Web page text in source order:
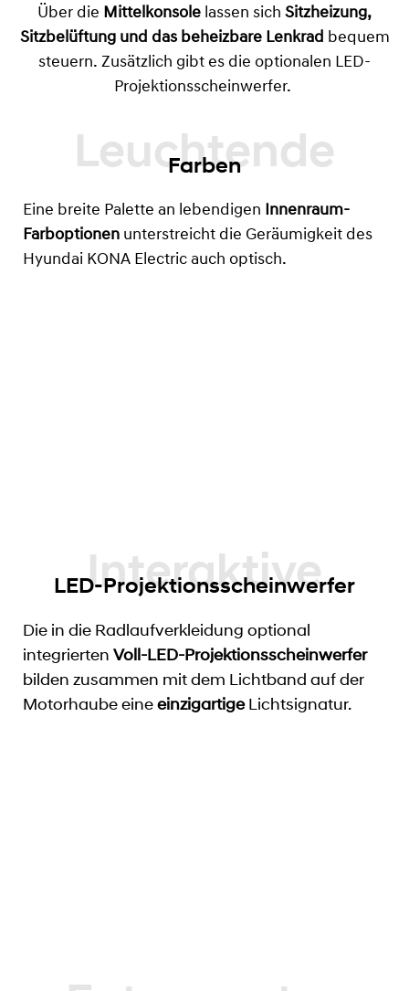
Über die Mittelkonsole lassen sich Sitzheizung,
Sitzbelüftung und das beheizbare Lenkrad bequem
steuern. Zusätzlich gibt es die optionalen LED-
Projektionsscheinwerfer.
Farben
Eine breite Palette an lebendigen Innenraum-
Farboptionen unterstreicht die Geräumigkeit des
Hyundai KONA Electric auch optisch.
LED-Projektionsscheinwerfer
Die in die Radlaufverkleidung optional
integrierten Voll-LED-Projektionsscheinwerfer
bilden zusammen mit dem Lichtband auf der
Motorhaube eineeinzigartigeLichtsignatur.